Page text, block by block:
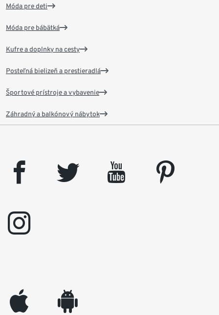
Móda pre deti
Móda pre bábätká
Kufre a doplnky na cesty
Posteľná bielizeň a prestieradlá
Športové prístroje a vybavenie
Záhradný a balkónový nábytok
facebook twitter youtube
pinterest
instagram
appleinc android